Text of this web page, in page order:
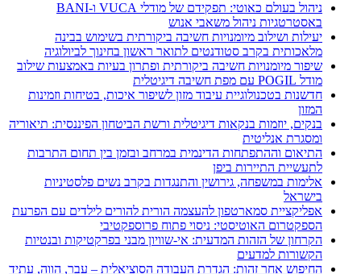
ניהול בעולם כאוטי: תפקידם של מודלי VUCA ו-BANI
באסטרטגיות ניהול משאבי אנוש
יעילות ושילוב מיומנויות חשיבה ביקורתית בשימוש בבינה
מלאכותית בקרב סטודנטים לתואר ראשון בחינוך לביולוגיה
שיפור מיומנויות חשיבה ביקורתית ופתרון בעיות באמצעות שילוב
מודל POGIL עם מפת חשיבה דיגיטלית
חדשנות בטכנולוגיית עיבוד מזון לשיפור איכות, בטיחות וזמינות
המזון
בנקים, יוזמות בנקאות דיגיטלית ורשת הביטחון הפיננסית: תיאוריה
ומסגרת אנליטית
התיאום וההתפתחות הדינמית במרחב ובזמן בין תחום התרבות
לתעשיית התיירות ביפן
אלימות במשפחה, גירושין והתנגדות בקרב נשים פלסטיניות
בישראל
אפליקציית סמארטפון להעצמה הורית להורים לילדים עם הפרעת
הספקטרום האוטיסטי: ניסוי פתוח פרוספקטיבי
הקרחון של הזהות המדעית: אי-שוויון מבני בפרקטיקות ובנטיות
הקשורות למדעים
החיפוש אחר זהות: הגדרת העבודה הסוציאלית – עבר, הווה, עתיד